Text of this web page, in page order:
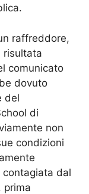
raffreddore,
risultata
comunicato
dovuto
del
di
non
condizioni
dal
prima